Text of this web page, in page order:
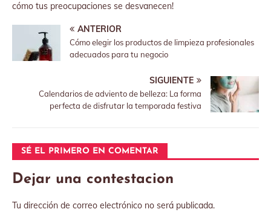
cómo tus preocupaciones se desvanecen!
ANTERIOR
Cómo elegir los productos de limpieza profesionales
adecuados para tu negocio
SIGUIENTE
Calendarios de adviento de belleza: La forma
perfecta de disfrutar la temporada festiva
SÉ EL PRIMERO EN COMENTAR
Dejar una contestacion
Tu dirección de correo electrónico no será publicada.